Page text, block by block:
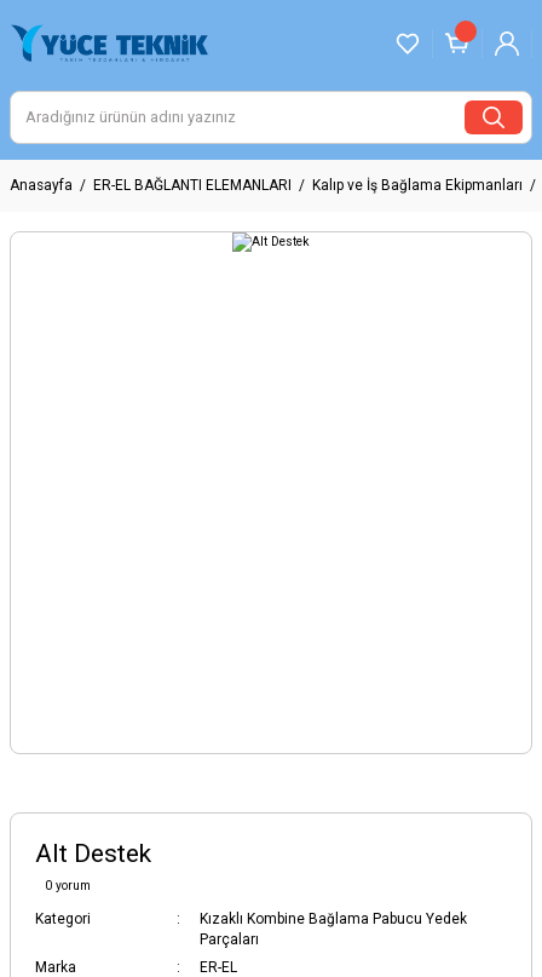
Anasayfa ER-EL BAĞLANTI ELEMANLARI Kalıp ve İş Bağlama Ekipmanları
Alt Destek
0 yorum
Kategori
Kızaklı Kombine Bağlama Pabucu Yedek
Parçaları
Marka
ER-EL